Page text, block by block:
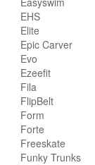
EHS
Elite
Epic Carver
Evo
Ezeefit
Fila
FlipBelt
Form
Forte
Freeskate
Funky Trunks